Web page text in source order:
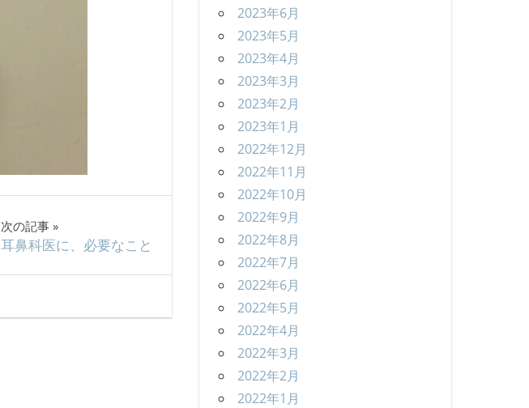
次の記事
耳鼻科医に、必要なこと
2023年6月
2023年5月
2023年4月
2023年3月
2023年2月
2023年1月
2022年12月
2022年11月
2022年10月
2022年9月
2022年8月
2022年7月
2022年6月
2022年5月
2022年4月
2022年3月
2022年2月
2022年1月